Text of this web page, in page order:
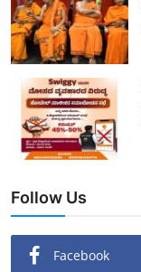
Follow Us
Facebook